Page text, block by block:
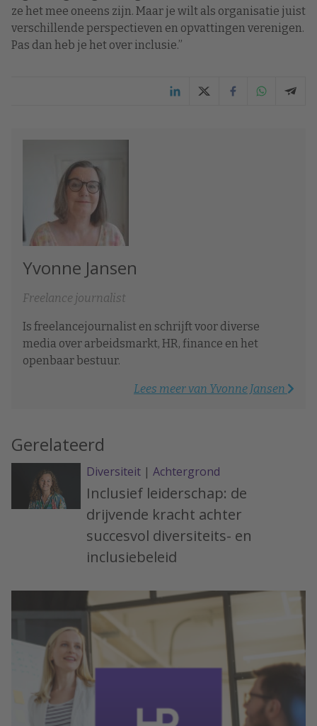
ze het mee oneens zijn. Maar je wilt als organisatie juist
verschillende perspectieven en opvattingen verenigen.
Pas dan heb je het over inclusie.”
Yvonne Jansen
Freelance journalist
Is freelancejournalist en schrijft voor diverse
media over arbeidsmarkt, HR, finance en het
openbaar bestuur.
Lees meer van Yvonne Jansen
Gerelateerd
Diversiteit | Achtergrond
Inclusief leiderschap: de
drijvende kracht achter
succesvol diversiteits- en
inclusiebeleid